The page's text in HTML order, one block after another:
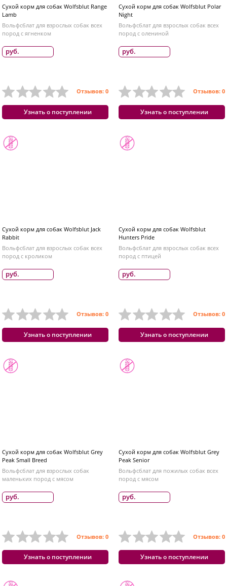
Сухой корм для собак Wolfsblut Range
Lamb
Вольфсблат для взрослых собак всех
пород с ягненком
руб.
Отзывов: 0
Узнать о поступлении
Сухой корм для собак Wolfsblut Polar
Night
Вольфсблат для взрослых собак всех
пород с олениной
руб.
Отзывов: 0
Узнать о поступлении
Сухой корм для собак Wolfsblut Jack
Rabbit
Вольфсблат для взрослых собак всех
пород с кроликом
руб.
Отзывов: 0
Узнать о поступлении
Сухой корм для собак Wolfsblut
Hunters Pride
Вольфсблат для взрослых собак всех
пород с птицей
руб.
Отзывов: 0
Узнать о поступлении
Сухой корм для собак Wolfsblut Grey
Peak Small Breed
Вольфсблат для взрослых собак
маленьких пород с мясом
руб.
Отзывов: 0
Узнать о поступлении
Сухой корм для собак Wolfsblut Grey
Peak Senior
Вольфсблат для пожилых собак всех
пород с мясом
руб.
Отзывов: 0
Узнать о поступлении